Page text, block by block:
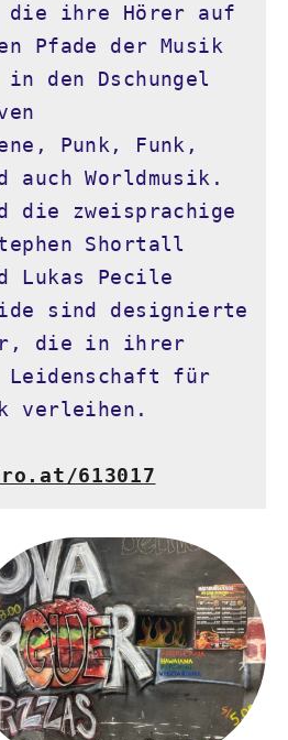
die ihre Hörer auf
Pfade der Musik
den Dschungel
Punk, Funk,
auch Worldmusik.
die zweisprachige
Shortall
Lukas Pecile
sind designierte
die in ihrer
Leidenschaft für
verleihen.
613017